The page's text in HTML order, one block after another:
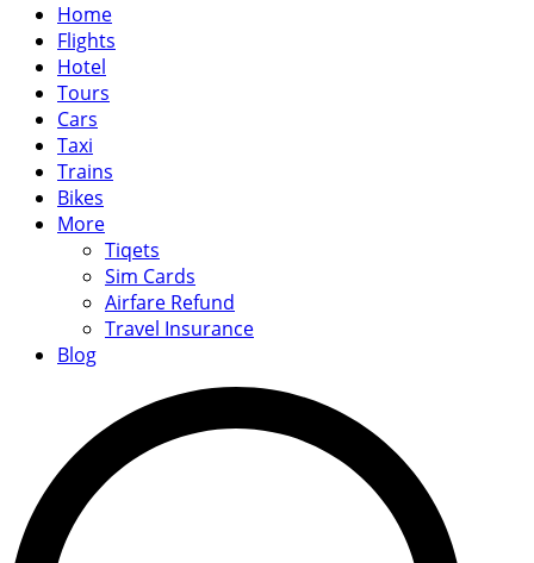
Home
Flights
Hotel
Tours
Cars
Taxi
Trains
Bikes
More
Tiqets
Sim Cards
Airfare Refund
Travel Insurance
Blog